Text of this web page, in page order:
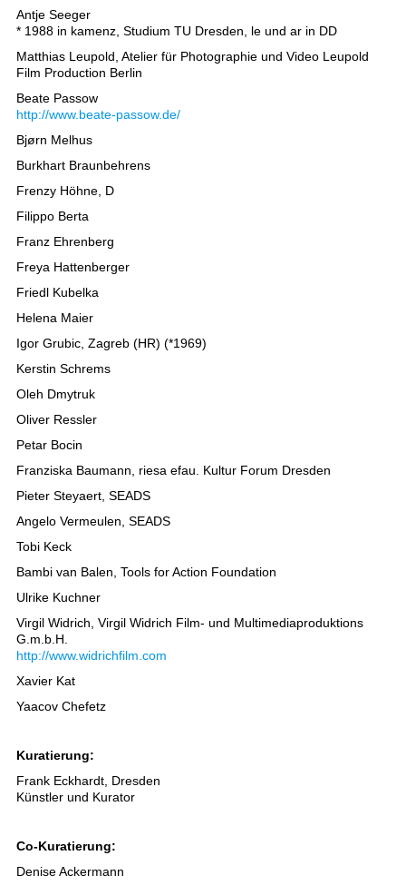
Antje Seeger
* 1988 in kamenz, Studium TU Dresden, le und ar in DD
Matthias Leupold, Atelier für Photographie und Video Leupold
Film Production Berlin
Beate Passow
http://www.beate-passow.de/
Bjørn Melhus
Burkhart Braunbehrens
Frenzy Höhne, D
Filippo Berta
Franz Ehrenberg
Freya Hattenberger
Friedl Kubelka
Helena Maier
Igor Grubic, Zagreb (HR) (*1969)
Kerstin Schrems
Oleh Dmytruk
Oliver Ressler
Petar Bocin
Franziska Baumann, riesa efau. Kultur Forum Dresden
Pieter Steyaert, SEADS
Angelo Vermeulen, SEADS
Tobi Keck
Bambi van Balen, Tools for Action Foundation
Ulrike Kuchner
Virgil Widrich, Virgil Widrich Film- und Multimediaproduktions
G.m.b.H.
http://www.widrichfilm.com
Xavier Kat
Yaacov Chefetz
Kuratierung:
Frank Eckhardt, Dresden
Künstler und Kurator
Co-Kuratierung:
Denise Ackermann